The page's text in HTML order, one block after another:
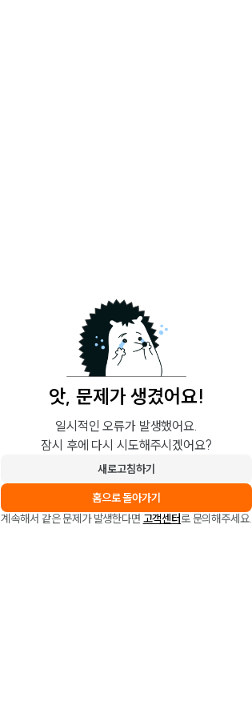
앗, 문제가 생겼어요!
일시적인 오류가 발생했어요.
잠시 후에 다시 시도해주시겠어요?
새로고침하기
홈으로 돌아가기
계속해서 같은 문제가 발생한다면 고객센터로 문의해주세요.